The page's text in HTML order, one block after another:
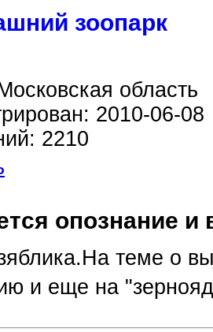
зоопарк
область
2010-06-08
2210
опознание
теме о
и еще на